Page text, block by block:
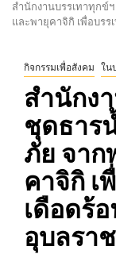
สำนักงานบรรเทาทุกข์
และพายุคาจิกิ เพื่อบร
กิจกรรมเพื่อสังคม ใน
สำนักง
ชุดธาร
ภัย จาก
คาจิกิ เ
เดือดร้
อุบลรา